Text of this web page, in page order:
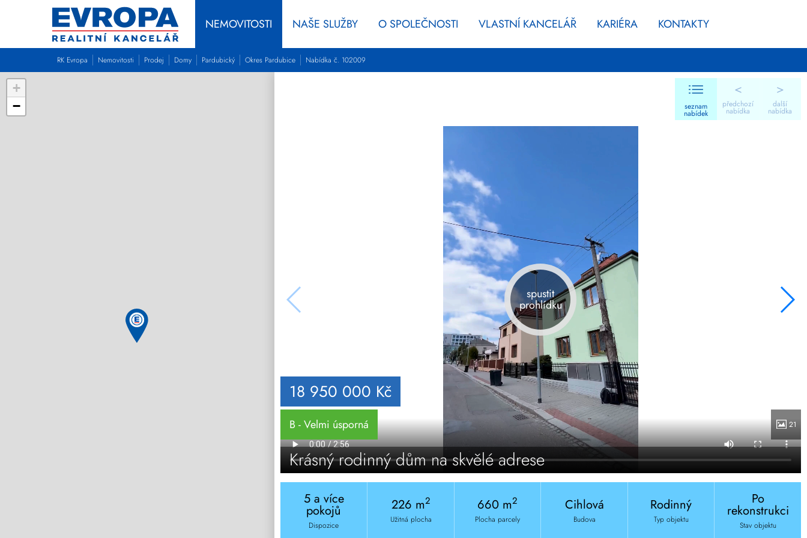
NEMOVITOSTI NAŠE SLUŽBY O SPOLEČNOSTI VLASTNÍ KANCELÁŘ KARIÉRA KONTAKTY
RK Evropa Nemovitosti Prodej Domy Pardubický Okres Pardubice Nabídka č. 102009
+
−
<
předchozí
nabídka
seznam
nabídek
>
další
nabídka
spustit
prohlídku
18 950 000 Kč
B - Velmi úsporná 21
Krásný rodinný dům na skvělé adrese
5 a více
pokojů
Dispozice
226 m2
Užitná plocha
660 m2
Plocha parcely
Cihlová
Budova
Rodinný
Typ objektu
Po
rekonstrukci
Stav objektu